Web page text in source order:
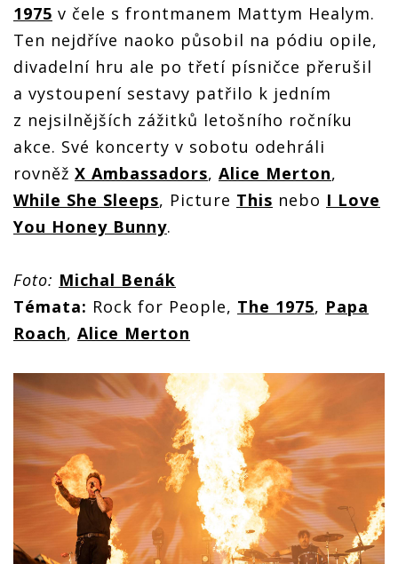
1975 v čele s frontmanem Mattym Healym.
Ten nejdříve naoko působil na pódiu opile,
divadelní hru ale po třetí písničce přerušil
a vystoupení sestavy patřilo k jedním
z nejsilnějších zážitků letošního ročníku
akce. Své koncerty v sobotu odehráli
rovněž X Ambassadors, Alice Merton,
While She Sleeps, Picture This nebo I Love
You Honey Bunny.
Foto: Michal Benák
Témata: Rock for People, The 1975, Papa
Roach, Alice Merton